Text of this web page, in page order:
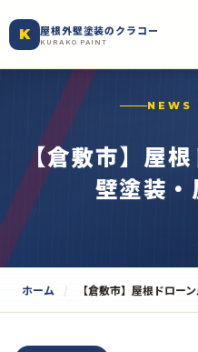
K 屋根外壁塗装のクラコー
KURAKO PAINT
NEWS
【倉敷市】屋
壁塗装・
ホーム 【倉敷市】屋根ドロー